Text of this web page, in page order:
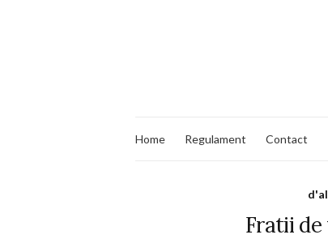
Home Regulament Contact
Fratii